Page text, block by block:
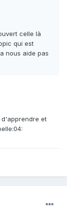
celle là
qui est
nous aide pas
et